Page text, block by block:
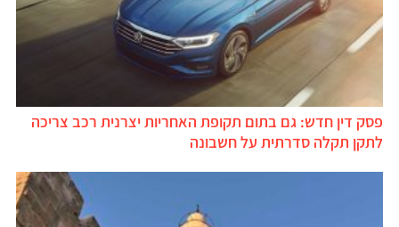
פסק דין חדש: גם בתום תקופת האחריות יצרנית רכב צריכה
לתקן תקלה סדרתית על חשבונה